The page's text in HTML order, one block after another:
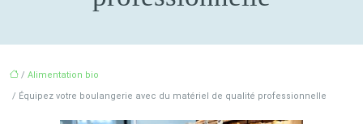
/ Alimentation bio
/ Équipez votre boulangerie avec du matériel de qualité professionnelle